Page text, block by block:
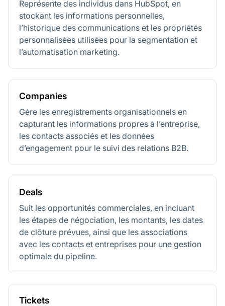
Représente des individus dans HubSpot, en
stockant les informations personnelles,
l’historique des communications et les propriétés
personnalisées utilisées pour la segmentation et
l’automatisation marketing.
Companies
Gère les enregistrements organisationnels en
capturant les informations propres à l’entreprise,
les contacts associés et les données
d’engagement pour le suivi des relations B2B.
Deals
Suit les opportunités commerciales, en incluant
les étapes de négociation, les montants, les dates
de clôture prévues, ainsi que les associations
avec les contacts et entreprises pour une gestion
optimale du pipeline.
Tickets